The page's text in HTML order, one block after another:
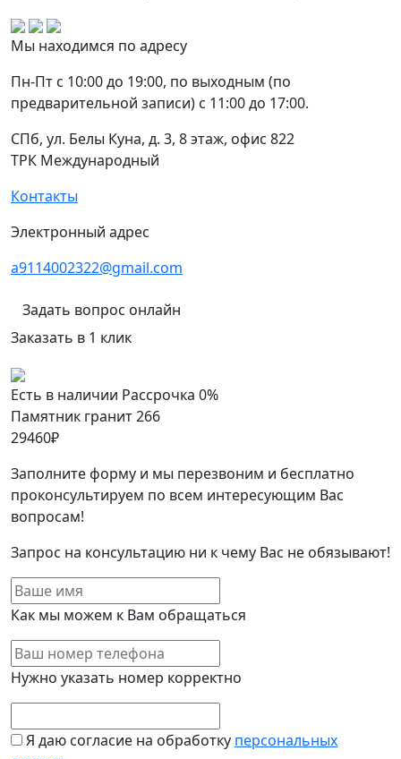
Мы находимся по адресу
Пн-Пт с 10:00 до 19:00, по выходным (по
предварительной записи) с 11:00 до 17:00.
СПб, ул. Белы Куна, д. 3, 8 этаж, офис 822
ТРК Международный
Контакты
Электронный адрес
a9114002322@gmail.com
Задать вопрос онлайн
Заказать в 1 клик
Есть в наличии Рассрочка 0%
Памятник гранит 266
29460₽
Заполните форму и мы перезвоним и бесплатно
проконсультируем по всем интересующим Вас
вопросам!
Запрос на консультацию ни к чему Вас не обязывают!
Как мы можем к Вам обращаться
Нужно указать номер корректно
Я даю согласие на обработку персональных